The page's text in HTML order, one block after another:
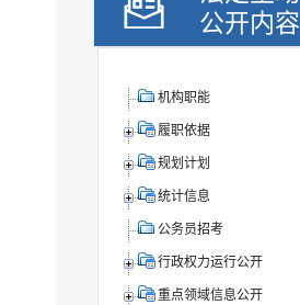
公开内容
机构职能
履职依据
规划计划
统计信息
公务员招考
行政权力运行公开
重点领域信息公开